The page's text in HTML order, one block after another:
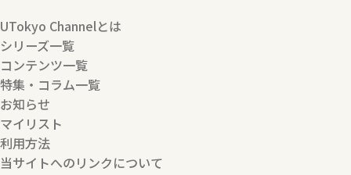
UTokyo Channelとは
シリーズ一覧
コンテンツ一覧
特集・コラム一覧
お知らせ
マイリスト
利用方法
当サイトへのリンクについて